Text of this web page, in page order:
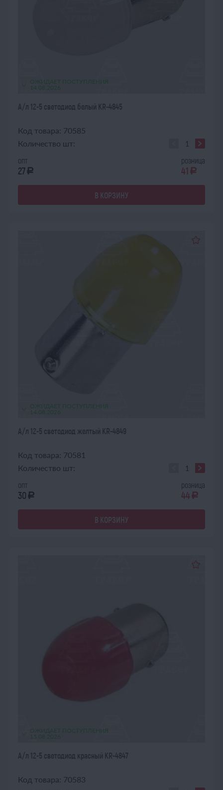
ОЖИДАЕТ ПОСТУПЛЕНИЯ
14.08.2026
А/л 12-5 светодиод белый KR-4845
Код товара: 70585
Количество шт:
опт
27a
розница
41 a
В КОРЗИНУ
ОЖИДАЕТ ПОСТУПЛЕНИЯ
14.08.2026
А/л 12-5 светодиод желтый KR-4849
Код товара: 70581
Количество шт:
опт
30 a
розница
44 a
В КОРЗИНУ
ОЖИДАЕТ ПОСТУПЛЕНИЯ
15.08.2026
А/л 12-5 светодиод красный KR-4847
Код товара: 70583